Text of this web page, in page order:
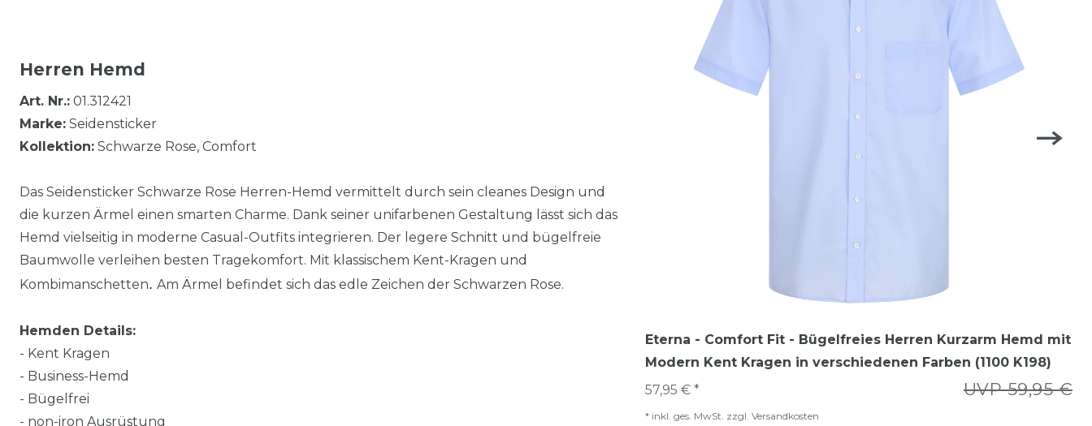
Herren Hemd
Art. Nr.: 01.312421
Marke: Seidensticker
Kollektion: Schwarze Rose, Comfort
Das Seidensticker Schwarze Rose Herren-Hemd vermittelt durch sein cleanes Design und
die kurzen Ärmel einen smarten Charme. Dank seiner unifarbenen Gestaltung lässt sich das
Hemd vielseitig in moderne Casual-Outfits integrieren. Der legere Schnitt und bügelfreie
Baumwolle verleihen besten Tragekomfort. Mit klassischem Kent-Kragen und
Kombimanschetten. Am Ärmel befindet sich das edle Zeichen der Schwarzen Rose.
Hemden Details:
- Kent Kragen
- Business-Hemd
- Bügelfrei
- non-iron Ausrüstung
Eterna - Comfort Fit - Bügelfreies Herren Kurzarm Hemd mit
Modern Kent Kragen in verschiedenen Farben (1100 K198)
UVP 59,95 €
57,95 € *
* inkl. ges. MwSt. zzgl. Versandkosten